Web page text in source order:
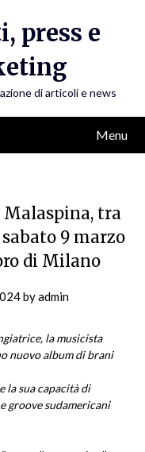
press e
di articoli e news
Menu
tra
sabato 9 marzo
di Milano
byadmin
la musicista
nuovo album di brani
la sua capacità di
groove sudamericani